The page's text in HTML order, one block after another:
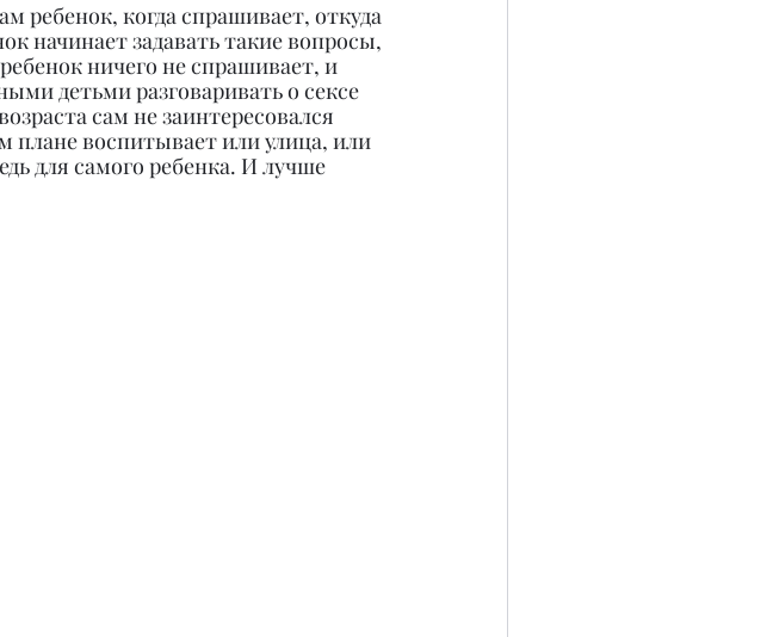
ребенок, когда спрашивает, откуда
начинает задавать такие вопросы,
ничего не спрашивает, и
детьми разговаривать о сексе
сам не заинтересовался
плане воспитывает или улица, или
для самого ребенка. И лучше